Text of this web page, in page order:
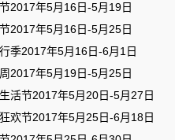
年5月16日-5月19日
年5月16日-5月25日
2017年5月16日-6月1日
年5月19日-5月25日
节2017年5月20日-5月27日
节2017年5月25日-6月18日